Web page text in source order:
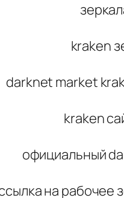
kraken
darknet market
kraken
официальный
на рабочее